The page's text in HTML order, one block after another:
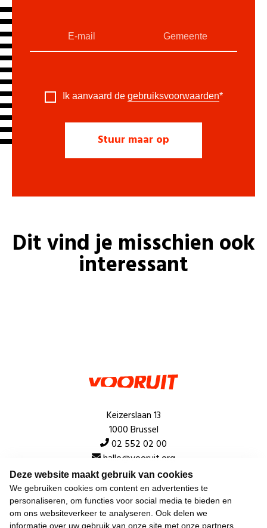
Deze website maakt gebruik van cookies
We gebruiken cookies om content en advertenties te
personaliseren, om functies voor social media te bieden en
om ons websiteverkeer te analyseren. Ook delen we
informatie over uw gebruik van onze site met onze partners
Ik aanvaard de gebruiksvoorwaarden*
Dit vind je misschien ook
interessant
Keizerslaan 13
1000 Brussel
02 552 02 00
hallo@vooruit.org
Snel
Over de beweging